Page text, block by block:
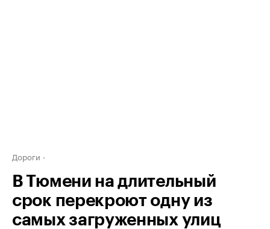
Дороги
В Тюмени на длительный
срок перекроют одну из
самых загруженных улиц